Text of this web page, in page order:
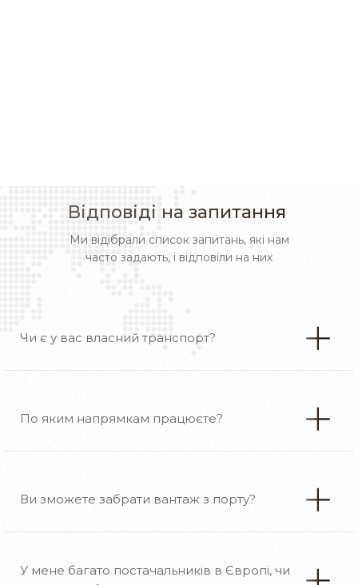
Відповіді на запитання
Ми відібрали список запитань, які нам
часто задають, і відповіли на них
Чи є у вас власний транспорт?
По яким напрямкам працюєте?
Ви зможете забрати вантаж з порту?
У мене багато постачальників в Європі, чи